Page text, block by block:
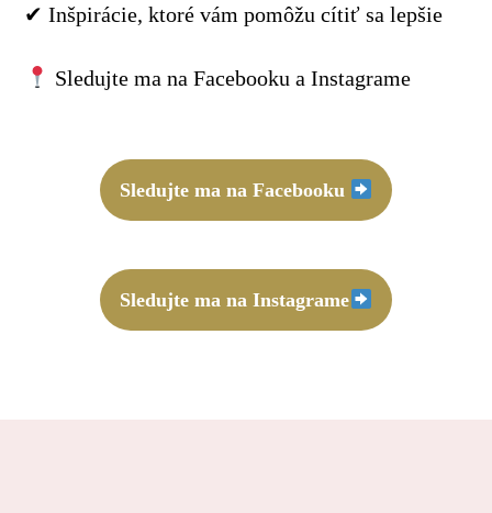
✔ Inšpirácie, ktoré vám pomôžu cítiť sa lepšie
Sledujte ma na Facebooku a Instagrame
Sledujte ma na Facebooku
Sledujte ma na Instagrame